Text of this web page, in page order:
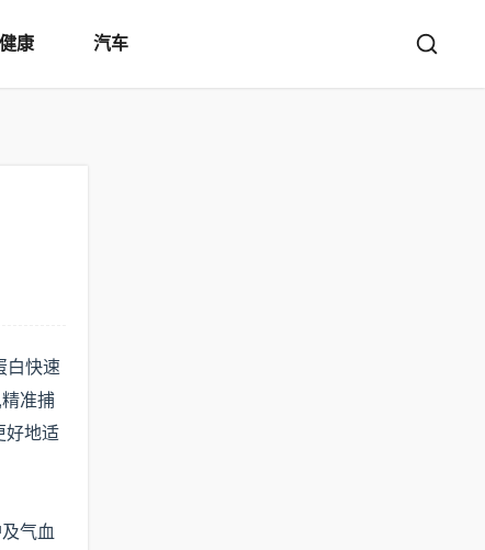
健康 汽车
白快速
准捕
好地适
气血